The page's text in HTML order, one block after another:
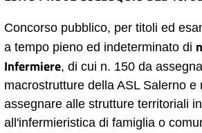
Concorso pubblico, per titoli ed
a tempo pieno ed indeterminato di
Infermiere, di cui n. 150 da
macrostrutture della ASL Salerno e
assegnare alle strutture territoriali
all'infermieristica di famiglia o